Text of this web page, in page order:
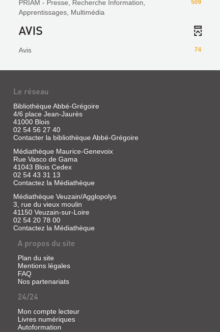
509
PRIAM - Presse, Recherche Information,
Apprentissages, Multimédia
AVIS
74
Avis
Le réseau
Bibliothèque Abbé-Grégoire
4/6 place Jean-Jaurès
41000 Blois
02 54 56 27 40
Contacter la bibliothèque Abbé-Grégoire
Médiathèque Maurice-Genevoix
Rue Vasco de Gama
41043 Blois Cedex
02 54 43 31 13
Contactez la Médiathèque
Médiathèque Veuzain/Agglopolys
3, rue du vieux moulin
41150 Veuzain-sur-Loire
02 54 20 78 00
Contactez la Médiathèque
A propos du site
Plan du site
Mentions légales
FAQ
Nos partenariats
24/24
Mon compte lecteur
Livres numériques
Autoformation